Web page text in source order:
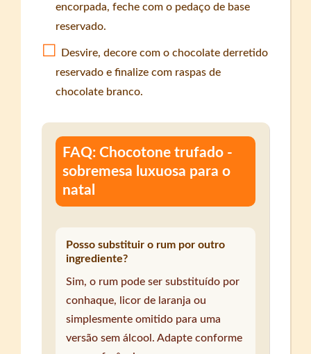
encorpada, feche com o pedaço de base
reservado.
Desvire, decore com o chocolate derretido
reservado e finalize com raspas de
chocolate branco.
FAQ: Chocotone trufado -
sobremesa luxuosa para o
natal
Posso substituir o rum por outro
ingrediente?
Sim, o rum pode ser substituído por
conhaque, licor de laranja ou
simplesmente omitido para uma
versão sem álcool. Adapte conforme